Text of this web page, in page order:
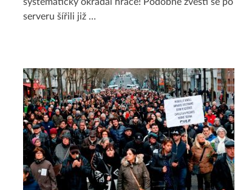
serveru šířili již …